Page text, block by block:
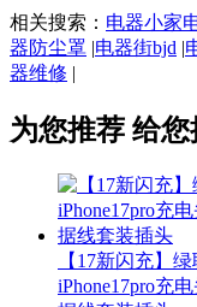
相关搜索： 电器小家
器防尘罩 |电器街bjd |
器维修 |
为您推荐 给您
【17新闪充】
iPhone17pro充